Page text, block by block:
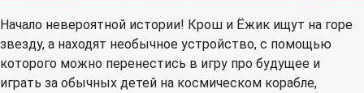
Начало невероятной истории! Крош и Ёжик ищут на горе
звезду, а находят необычное устройство, с помощью
которого можно перенестись в игру про будущее и
играть за обычных детей на космическом корабле,